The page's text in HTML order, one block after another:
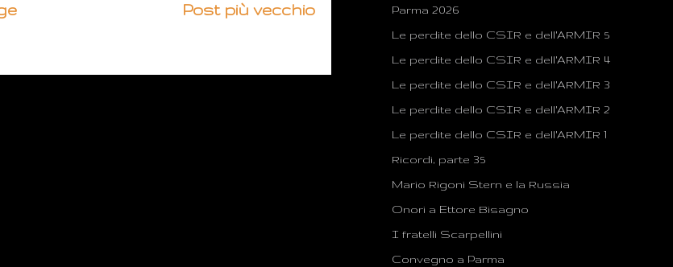
Post più vecchio
Parma 2026
Le perdite dello CSIR e dell'ARMIR 5
Le perdite dello CSIR e dell'ARMIR 4
Le perdite dello CSIR e dell'ARMIR 3
Le perdite dello CSIR e dell'ARMIR 2
Le perdite dello CSIR e dell'ARMIR 1
Ricordi, parte 35
Mario Rigoni Stern e la Russia
Onori a Ettore Bisagno
I fratelli Scarpellini
Convegno a Parma